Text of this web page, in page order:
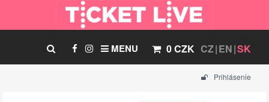
CZ EN SK
0 CZK
MENU
Prihlásenie